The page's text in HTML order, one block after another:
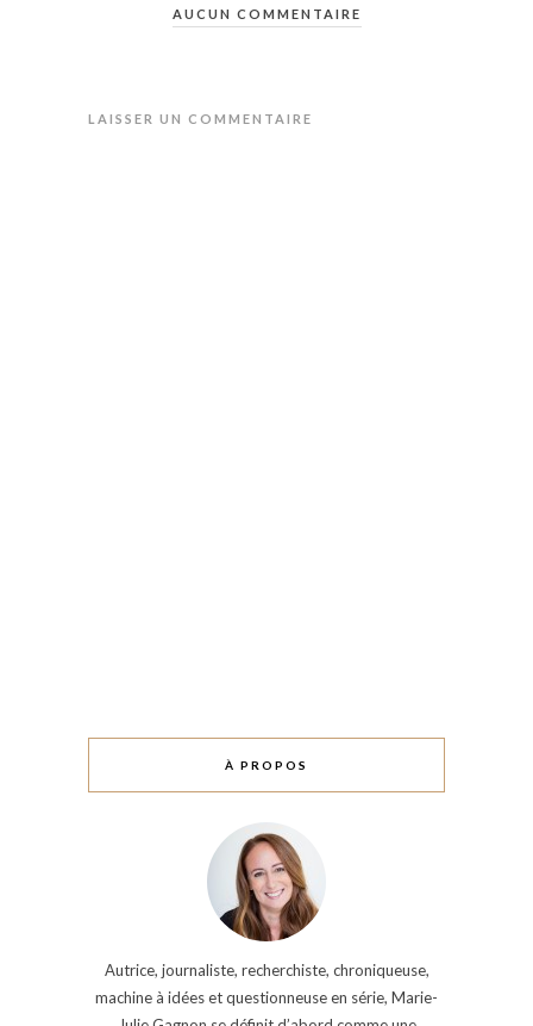
AUCUN COMMENTAIRE
LAISSER UN COMMENTAIRE
À PROPOS
Autrice, journaliste, recherchiste, chroniqueuse,
machine à idées et questionneuse en série, Marie-